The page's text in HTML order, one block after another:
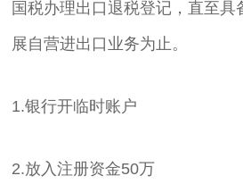
国税办理出口退税登记，直至
展自营进出口业务为止。
1.银行开临时账户
2.放入注册资金50万